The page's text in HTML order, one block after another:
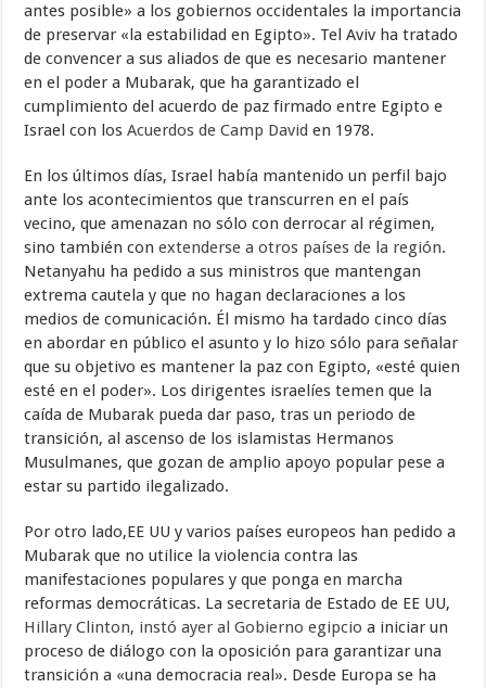
antes posible» a los gobiernos occidentales la importancia
de preservar «la estabilidad en Egipto». Tel Aviv ha tratado
de convencer a sus aliados de que es necesario mantener
en el poder a Mubarak, que ha garantizado el
cumplimiento del acuerdo de paz firmado entre Egipto e
Israel con losAcuerdos de Camp Daviden 1978.
En los últimos días, Israel había mantenido un perfil bajo
ante los acontecimientos que transcurren en el país
vecino, que amenazan no sólo con derrocar al régimen,
sino también conextenderse a otros países de la región.
Netanyahu ha pedido a sus ministros que mantengan
extrema cautela y que no hagan declaraciones a los
medios de comunicación. Él mismo ha tardado cinco días
en abordar en público el asunto y lo hizo sólo para señalar
que su objetivo es mantener la paz con Egipto, «esté quien
esté en el poder». Los dirigentes israelíes temen que la
caída de Mubarak pueda dar paso, tras un periodo de
transición, al ascenso de los islamistas Hermanos
Musulmanes, que gozan de amplio apoyo popular pese a
estar su partido ilegalizado.
Por otro lado,EE UU y varios países europeos han pedido a
Mubarak que no utilice la violencia contra las
manifestaciones populares y que ponga en marcha
reformas democráticas. La secretaria de Estado de EE UU,
Hillary Clinton, instó ayer al Gobierno egipcio a iniciar un
proceso de diálogo con la oposición para garantizar una
transición a «una democracia real». Desde Europa se ha